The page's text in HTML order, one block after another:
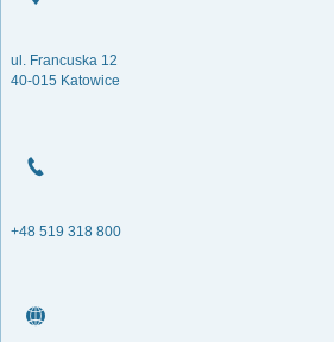
ul. Francuska 12
40-015 Katowice
+48 519 318 800